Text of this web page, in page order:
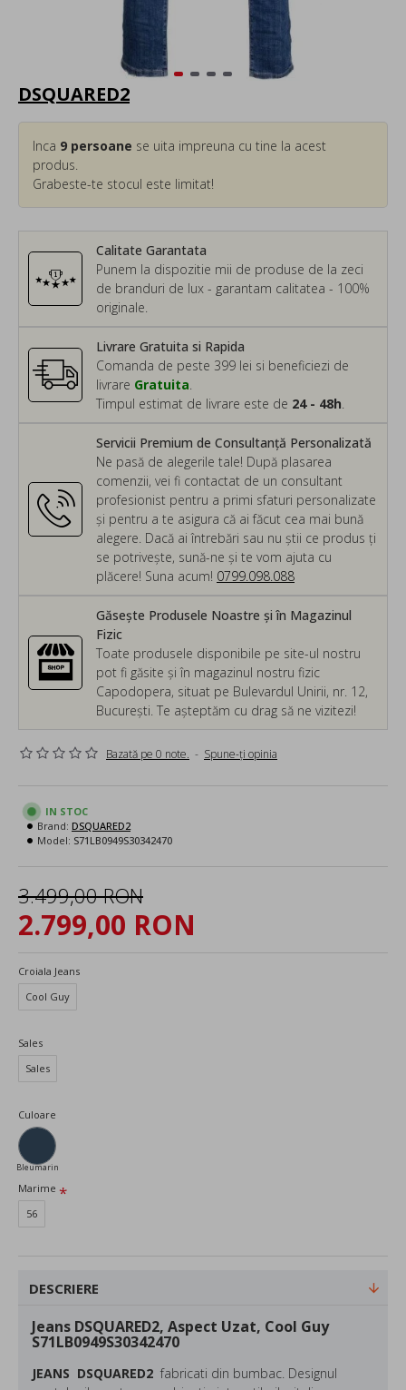
DSQUARED2
Calitate Garantata
Punem la dispozitie mii de produse de la zeci
de branduri de lux - garantam calitatea - 100%
originale.
Inca 9 persoane se uita impreuna cu tine la acest
produs.
Grabeste-te stocul este limitat!
Servicii Premium de Consultanță Personalizată
Ne pasă de alegerile tale! După plasarea
comenzii, vei fi contactat de un consultant
profesionist pentru a primi sfaturi personalizate
și pentru a te asigura că ai făcut cea mai bună
alegere. Dacă ai întrebări sau nu știi ce produs ți
se potrivește, sună-ne și te vom ajuta cu
plăcere! Suna acum! 0799.098.088
Livrare Gratuita si Rapida
Comanda de peste 399 lei si beneficiezi de
livrare Gratuita
Timpul estimat de livrare este de 24 - 48h
Găsește Produsele Noastre și în Magazinul
Fizic
Toate produsele disponibile pe site-ul nostru
pot fi găsite și în magazinul nostru fizic
Capodopera, situat pe Bulevardul Unirii, nr. 12,
București. Te așteptăm cu drag să ne vizitezi!
Bazată pe 0 note. - Spune-ţi opinia
2.799,00 RON
3.499,00 RON
IN STOC
Brand: DSQUARED2
Model: S71LB0949S30342470
Croiala Jeans
Cool Guy
Sales
Sales
Culoare
Bleumarin
Marime
56
DESCRIERE
Jeans DSQUARED2, Aspect Uzat, Cool Guy
S71LB0949S30342470
JEANS DSQUARED2 fabricati din bumbac. Designul